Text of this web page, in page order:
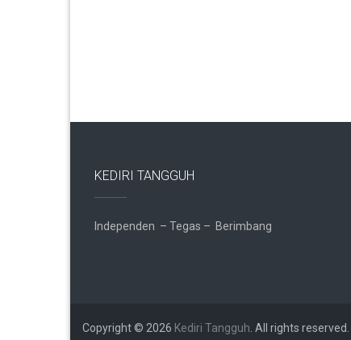
KEDIRI TANGGUH
Independen – Tegas – Berimbang
Copyright © 2026 Kediri Tangguh . All rights reserved.